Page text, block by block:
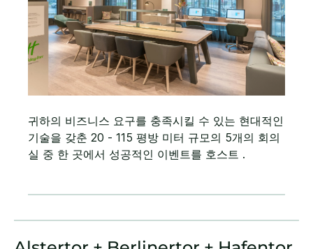
귀하의 비즈니스 요구를 충족시킬 수 있는 현대적인
기술을 갖춘 20 - 115 평방 미터 규모의 5개의 회의
실 중 한 곳에서 성공적인 이벤트를 호스트 .